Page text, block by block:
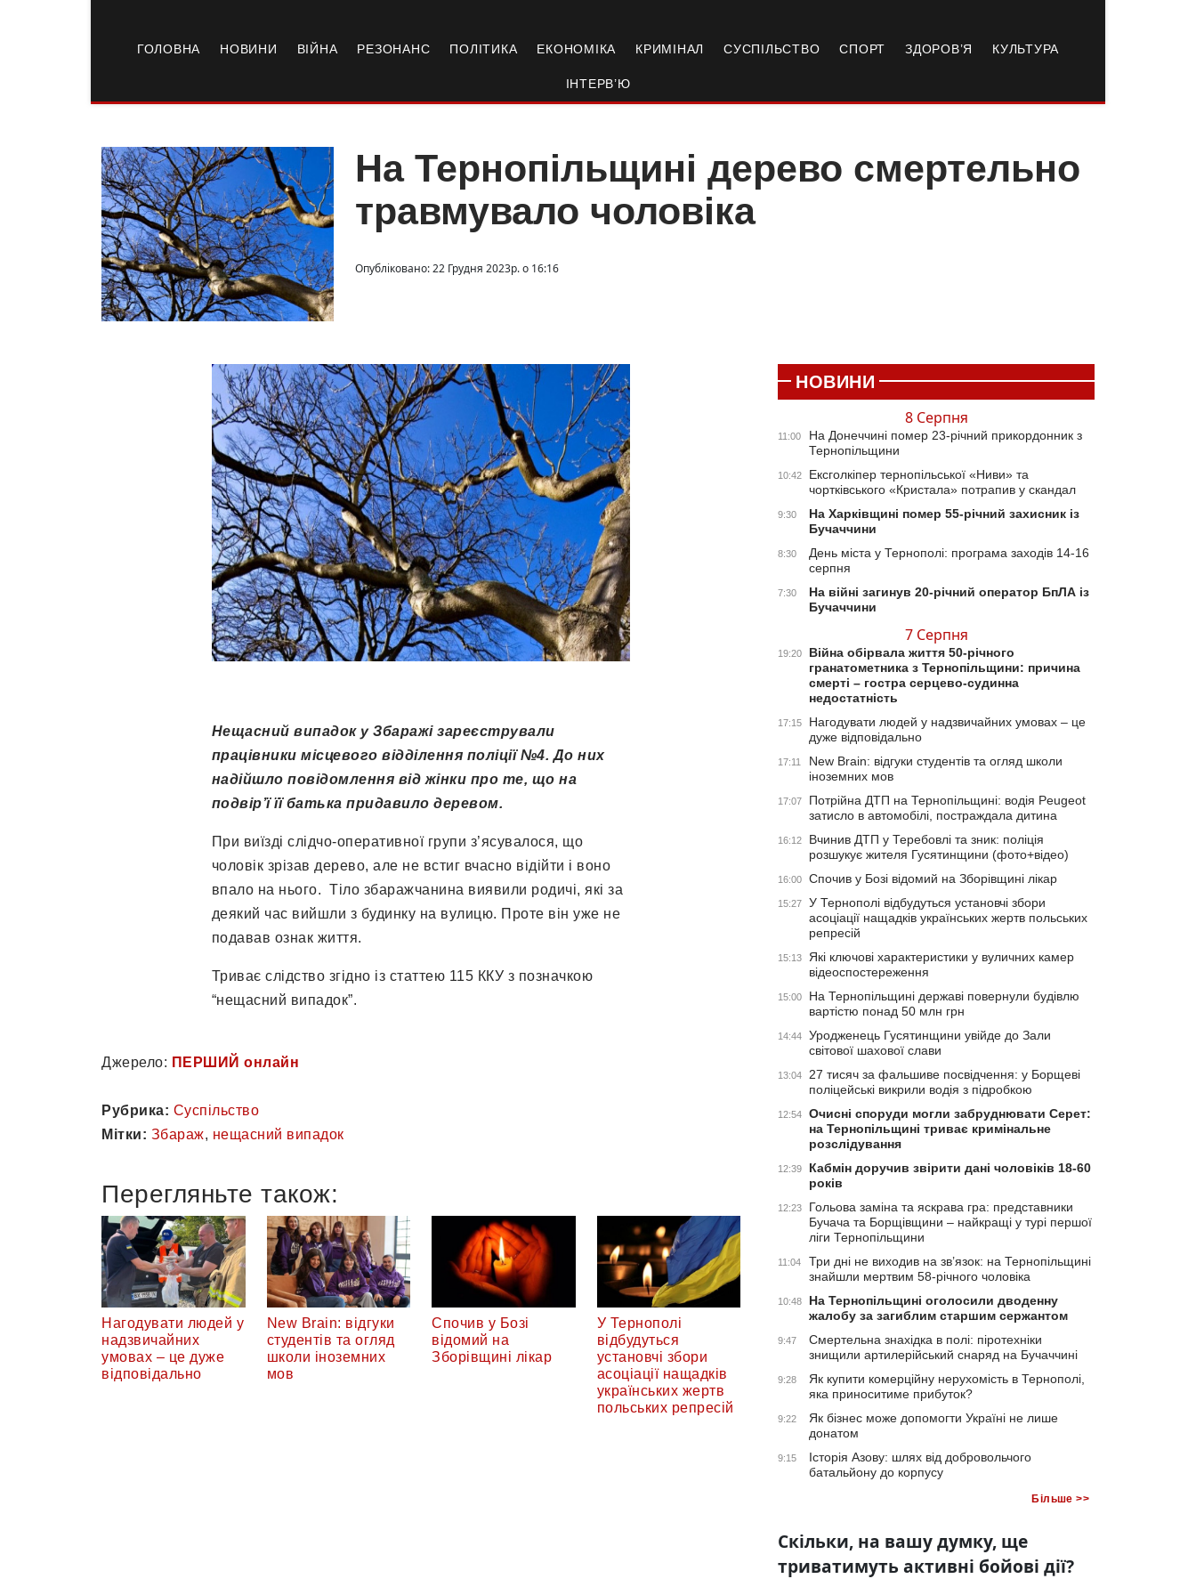
ГОЛОВНА НОВИНИ ВІЙНА РЕЗОНАНС ПОЛІТИКА ЕКОНОМІКА КРИМІНАЛ СУСПІЛЬСТВО СПОРТ ЗДОРОВ’Я КУЛЬТУРА
ІНТЕРВ’Ю
На Тернопільщині дерево смертельно
травмувало чоловіка
Опубліковано: 22 Грудня 2023р. о 16:16
Нещасний випадок у Збаражі зареєстрували
працівники місцевого відділення поліції №4. До них
надійшло повідомлення від жінки про те, що на
подвір’ї її батька придавило деревом.
При виїзді слідчо-оперативної групи з’ясувалося, що
чоловік зрізав дерево, але не встиг вчасно відійти і воно
впало на нього. Тіло збаражчанина виявили родичі, які за
деякий час вийшли з будинку на вулицю. Проте він уже не
подавав ознак життя.
Триває слідство згідно із статтею 115 ККУ з позначкою
“нещасний випадок”.
Джерело: ПЕРШИЙ онлайн
Рубрика: Суспільство
Мітки: Збараж, нещасний випадок
Перегляньте також:
Нагодувати людей у
надзвичайних
умовах – це дуже
відповідально
New Brain: відгуки
студентів та огляд
школи іноземних
мов
Спочив у Бозі
відомий на
Зборівщині лікар
У Тернополі
відбудуться
установчі збори
асоціації нащадків
українських жертв
польських репресій
НОВИНИ
8 Серпня
11:00
На Донеччині помер 23-річний прикордонник з
Тернопільщини
10:42
Ексголкіпер тернопільської «Ниви» та
чортківського «Кристала» потрапив у скандал
9:30
На Харківщині помер 55-річний захисник із
Бучаччини
8:30
День міста у Тернополі: програма заходів 14-16
серпня
7:30
На війні загинув 20-річний оператор БпЛА із
Бучаччини
7 Серпня
19:20
Війна обірвала життя 50-річного
гранатометника з Тернопільщини: причина
смерті – гостра серцево-судинна
недостатність
17:15
Нагодувати людей у надзвичайних умовах – це
дуже відповідально
17:11
New Brain: відгуки студентів та огляд школи
іноземних мов
17:07
Потрійна ДТП на Тернопільщині: водія Peugeot
затисло в автомобілі, постраждала дитина
16:12
Вчинив ДТП у Теребовлі та зник: поліція
розшукує жителя Гусятинщини (фото+відео)
16:00 Спочив у Бозі відомий на Зборівщині лікар
15:27
У Тернополі відбудуться установчі збори
асоціації нащадків українських жертв польських
репресій
15:13
Які ключові характеристики у вуличних камер
відеоспостереження
15:00
На Тернопільщині державі повернули будівлю
вартістю понад 50 млн грн
14:44
Уродженець Гусятинщини увійде до Зали
світової шахової слави
13:04
27 тисяч за фальшиве посвідчення: у Борщеві
поліцейські викрили водія з підробкою
12:54
Очисні споруди могли забруднювати Серет:
на Тернопільщині триває кримінальне
розслідування
12:39
Кабмін доручив звірити дані чоловіків 18-60
років
12:23
Гольова заміна та яскрава гра: представники
Бучача та Борщівщини – найкращі у турі першої
ліги Тернопільщини
11:04
Три дні не виходив на зв’язок: на Тернопільщині
знайшли мертвим 58-річного чоловіка
10:48
На Тернопільщині оголосили дводенну
жалобу за загиблим старшим сержантом
9:47
Смертельна знахідка в полі: піротехніки
знищили артилерійський снаряд на Бучаччині
9:28
Як купити комерційну нерухомість в Тернополі,
яка приноситиме прибуток?
9:22
Як бізнес може допомогти Україні не лише
донатом
9:15
Історія Азову: шлях від добровольчого
батальйону до корпусу
Більше >>
Скільки, на вашу думку, ще
триватимуть активні бойові дії?